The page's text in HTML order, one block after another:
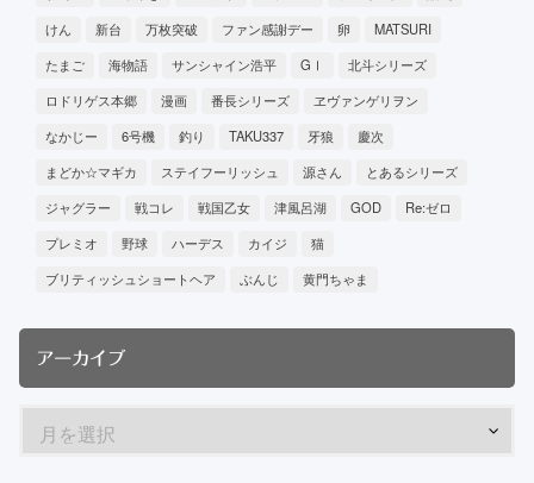
けん
新台 万枚突破 ファン感謝デー 卵
MATSURI
たまご
海物語 サンシャイン浩平 GⅠ
北斗シリーズ
ロドリゲス本郷
漫画 番長シリーズ
ヱヴァンゲリヲン
なかじー
6号機 釣り TAKU337 牙狼
慶次
まどか☆マギカ
ステイフーリッシュ 源さん
とあるシリーズ
ジャグラー
戦コレ 戦国乙女 津風呂湖 GOD
Re:ゼロ
プレミオ
野球 ハーデス カイジ
猫
ブリティッシュショートヘア
ぶんじ 黄門ちゃま
アーカイブ